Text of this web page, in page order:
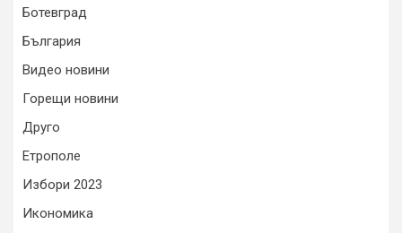
Ботевград
България
Видео новини
Горещи новини
Друго
Етрополе
Избори 2023
Икономика